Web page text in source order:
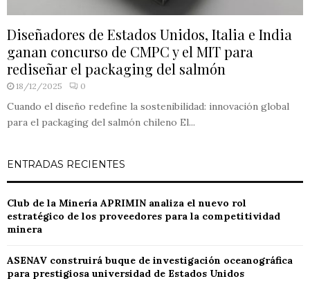
Diseñadores de Estados Unidos, Italia e India
ganan concurso de CMPC y el MIT para
rediseñar el packaging del salmón
18/12/2025 0
Cuando el diseño redefine la sostenibilidad: innovación global
para el packaging del salmón chileno El...
ENTRADAS RECIENTES
Club de la Minería APRIMIN analiza el nuevo rol
estratégico de los proveedores para la competitividad
minera
ASENAV construirá buque de investigación oceanográfica
para prestigiosa universidad de Estados Unidos